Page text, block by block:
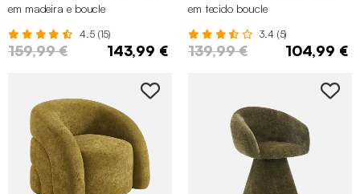
em madeira e boucle
4.5 (15)
159,99 € 143,99 €
em tecido boucle
3.4 (5)
139,99 € 104,99 €